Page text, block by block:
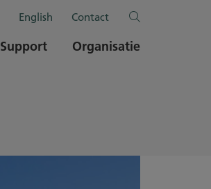
English Contact
Support Organisatie